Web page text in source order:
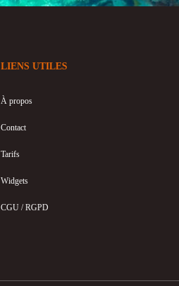
LIENS UTILES
À propos
Contact
Tarifs
Widgets
CGU / RGPD